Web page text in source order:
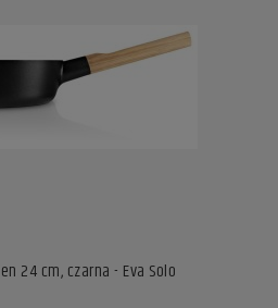
24 cm, czarna - Eva Solo